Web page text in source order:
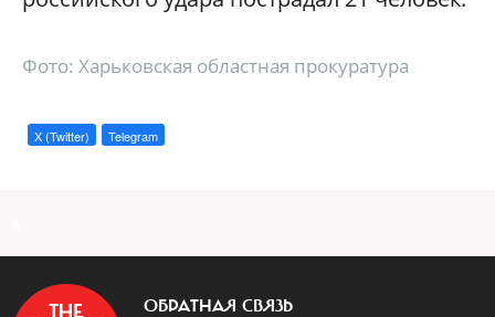
Фото: Харьковская областная прокуратура
X (Twitter) Telegram
ОБРАТНАЯ СВЯЗЬ